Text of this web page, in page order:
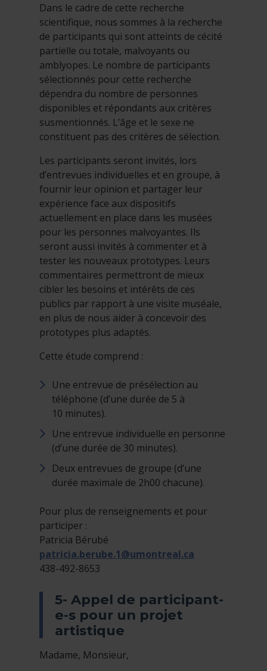
Dans le cadre de cette recherche
scientifique, nous sommes à la recherche
de participants qui sont atteints de cécité
partielle ou totale, malvoyants ou
amblyopes. Le nombre de participants
sélectionnés pour cette recherche
dépendra du nombre de personnes
disponibles et répondants aux critères
susmentionnés. L’âge et le sexe ne
constituent pas des critères de sélection.
Les participants seront invités, lors
d’entrevues individuelles et en groupe, à
fournir leur opinion et partager leur
expérience face aux dispositifs
actuellement en place dans les musées
pour les personnes malvoyantes. Ils
seront aussi invités à commenter et à
tester les nouveaux prototypes. Leurs
commentaires permettront de mieux
cibler les besoins et intérêts de ces
publics par rapport à une visite muséale,
en plus de nous aider à concevoir des
prototypes plus adaptés.
Cette étude comprend :
Une entrevue de présélection au
téléphone (d’une durée de 5 à
10 minutes).
Une entrevue individuelle en personne
(d’une durée de 30 minutes).
Deux entrevues de groupe (d’une
durée maximale de 2h00 chacune).
Pour plus de renseignements et pour
participer :
Patricia Bérubé
patricia.berube.1@umontreal.ca
438-492-8653
5- Appel de participant-
e-s pour un projet
artistique
Madame, Monsieur,